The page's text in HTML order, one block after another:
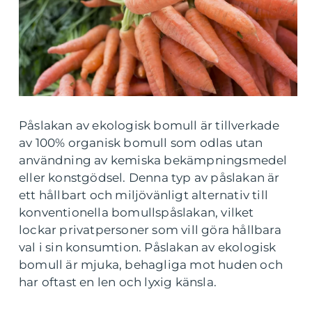
Påslakan av ekologisk bomull är tillverkade
av 100% organisk bomull som odlas utan
användning av kemiska bekämpningsmedel
eller konstgödsel. Denna typ av påslakan är
ett hållbart och miljövänligt alternativ till
konventionella bomullspåslakan, vilket
lockar privatpersoner som vill göra hållbara
val i sin konsumtion. Påslakan av ekologisk
bomull är mjuka, behagliga mot huden och
har oftast en len och lyxig känsla.